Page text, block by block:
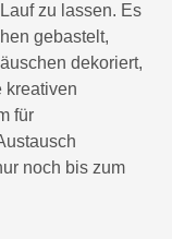
zu lassen. Es
gebastelt,
dekoriert,
kreativen
für
noch bis zum